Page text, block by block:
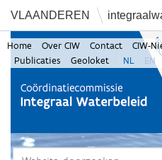
VLAANDEREN
Zoek
Home Over CIW Contact CIW-
Publicaties
Geoloket NL EN